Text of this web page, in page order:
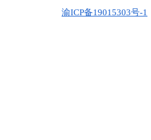
渝ICP备19015303号-1